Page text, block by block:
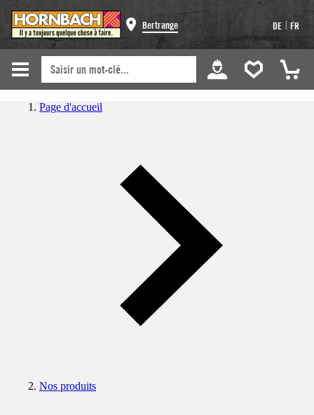
Bertrange DE | FR
Page d'accueil
Nos produits